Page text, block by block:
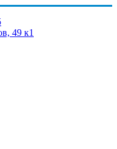
49 к1​